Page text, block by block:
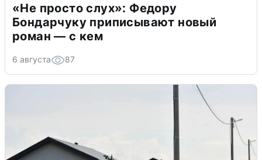
«Не просто слух»: Федору
Бондарчуку приписывают новый
роман — с кем
6 августа 87